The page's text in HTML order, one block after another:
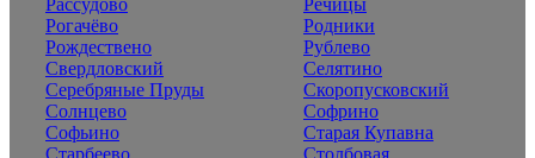
Рассудово
Речицы
Рогачёво
Родники
Рождествено
Рублево
Свердловский
Селятино
Серебряные Пруды
Скоропусковский
Солнцево
Софрино
Софьино
Старая Купавна